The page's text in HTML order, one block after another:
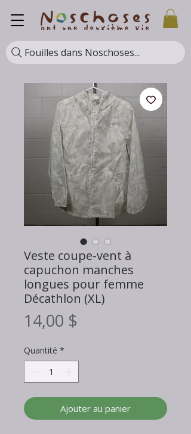
Fouilles dans Noschoses...
Veste coupe-vent à
capuchon manches
longues pour femme
Décathlon (XL)
14,00 $
Quantité *
Ajouter au panier